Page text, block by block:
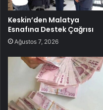
Keskin’den Malatya
Esnafına Destek Çağrısı
Ağustos 7, 2026